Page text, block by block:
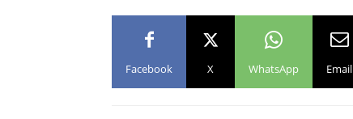
Facebook X WhatsApp Email